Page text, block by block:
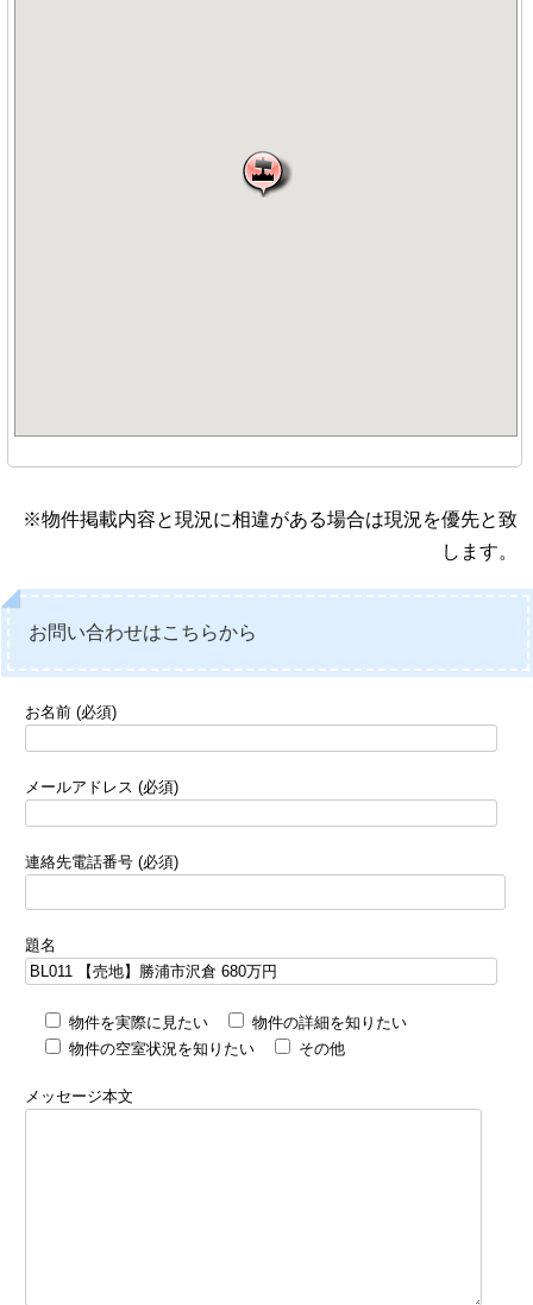
※物件掲載内容と現況に相違がある場合は現況を優先と致
します。
お問い合わせはこちらから
お名前 (必須)
メールアドレス (必須)
連絡先電話番号 (必須)
題名
物件を実際に見たい
物件の詳細を知りたい
物件の空室状況を知りたい
その他
メッセージ本文